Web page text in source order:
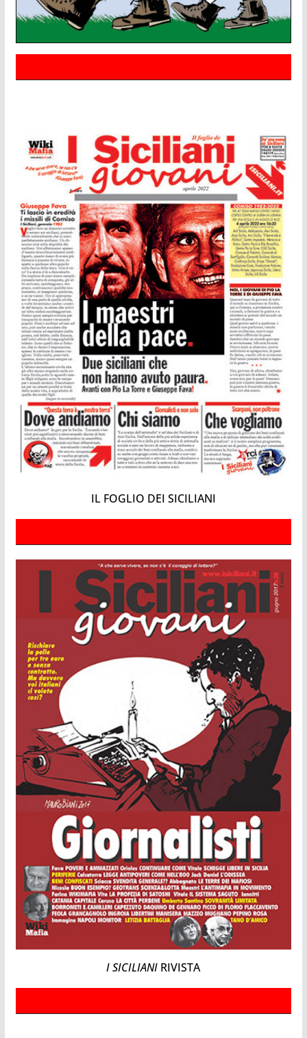
IL FOGLIO DEI SICILIANI
I SICILIANI RIVISTA